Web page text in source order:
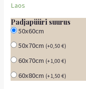
Laos
Padjapüüri suurus
50x60cm
50x70cm (+0,50€)
60x70cm (+1,00€)
60x80cm (+1,50€)